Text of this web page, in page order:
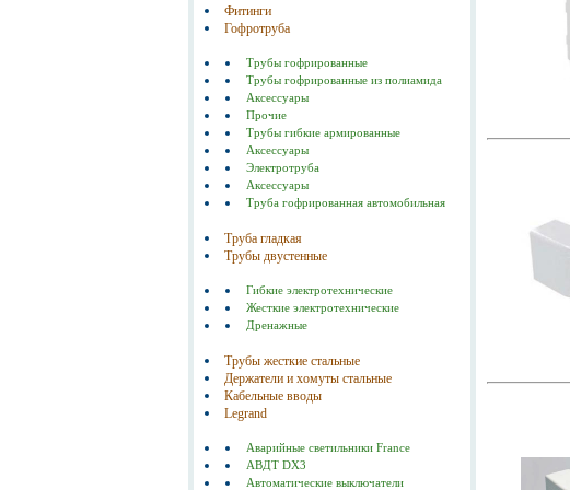
Фитинги
Гофротруба
Трубы гофрированные
Трубы гофрированные из полиамида
Аксессуары
Прочие
Трубы гибкие армированные
Аксессуары
Электротруба
Аксессуары
Труба гофрированная автомобильная
Труба гладкая
Трубы двустенные
Гибкие электротехнические
Жесткие электротехнические
Дренажные
Трубы жесткие стальные
Держатели и хомуты стальные
Кабельные вводы
Legrand
Аварийные светильники France
АВДТ DX3
Автоматические выключатели